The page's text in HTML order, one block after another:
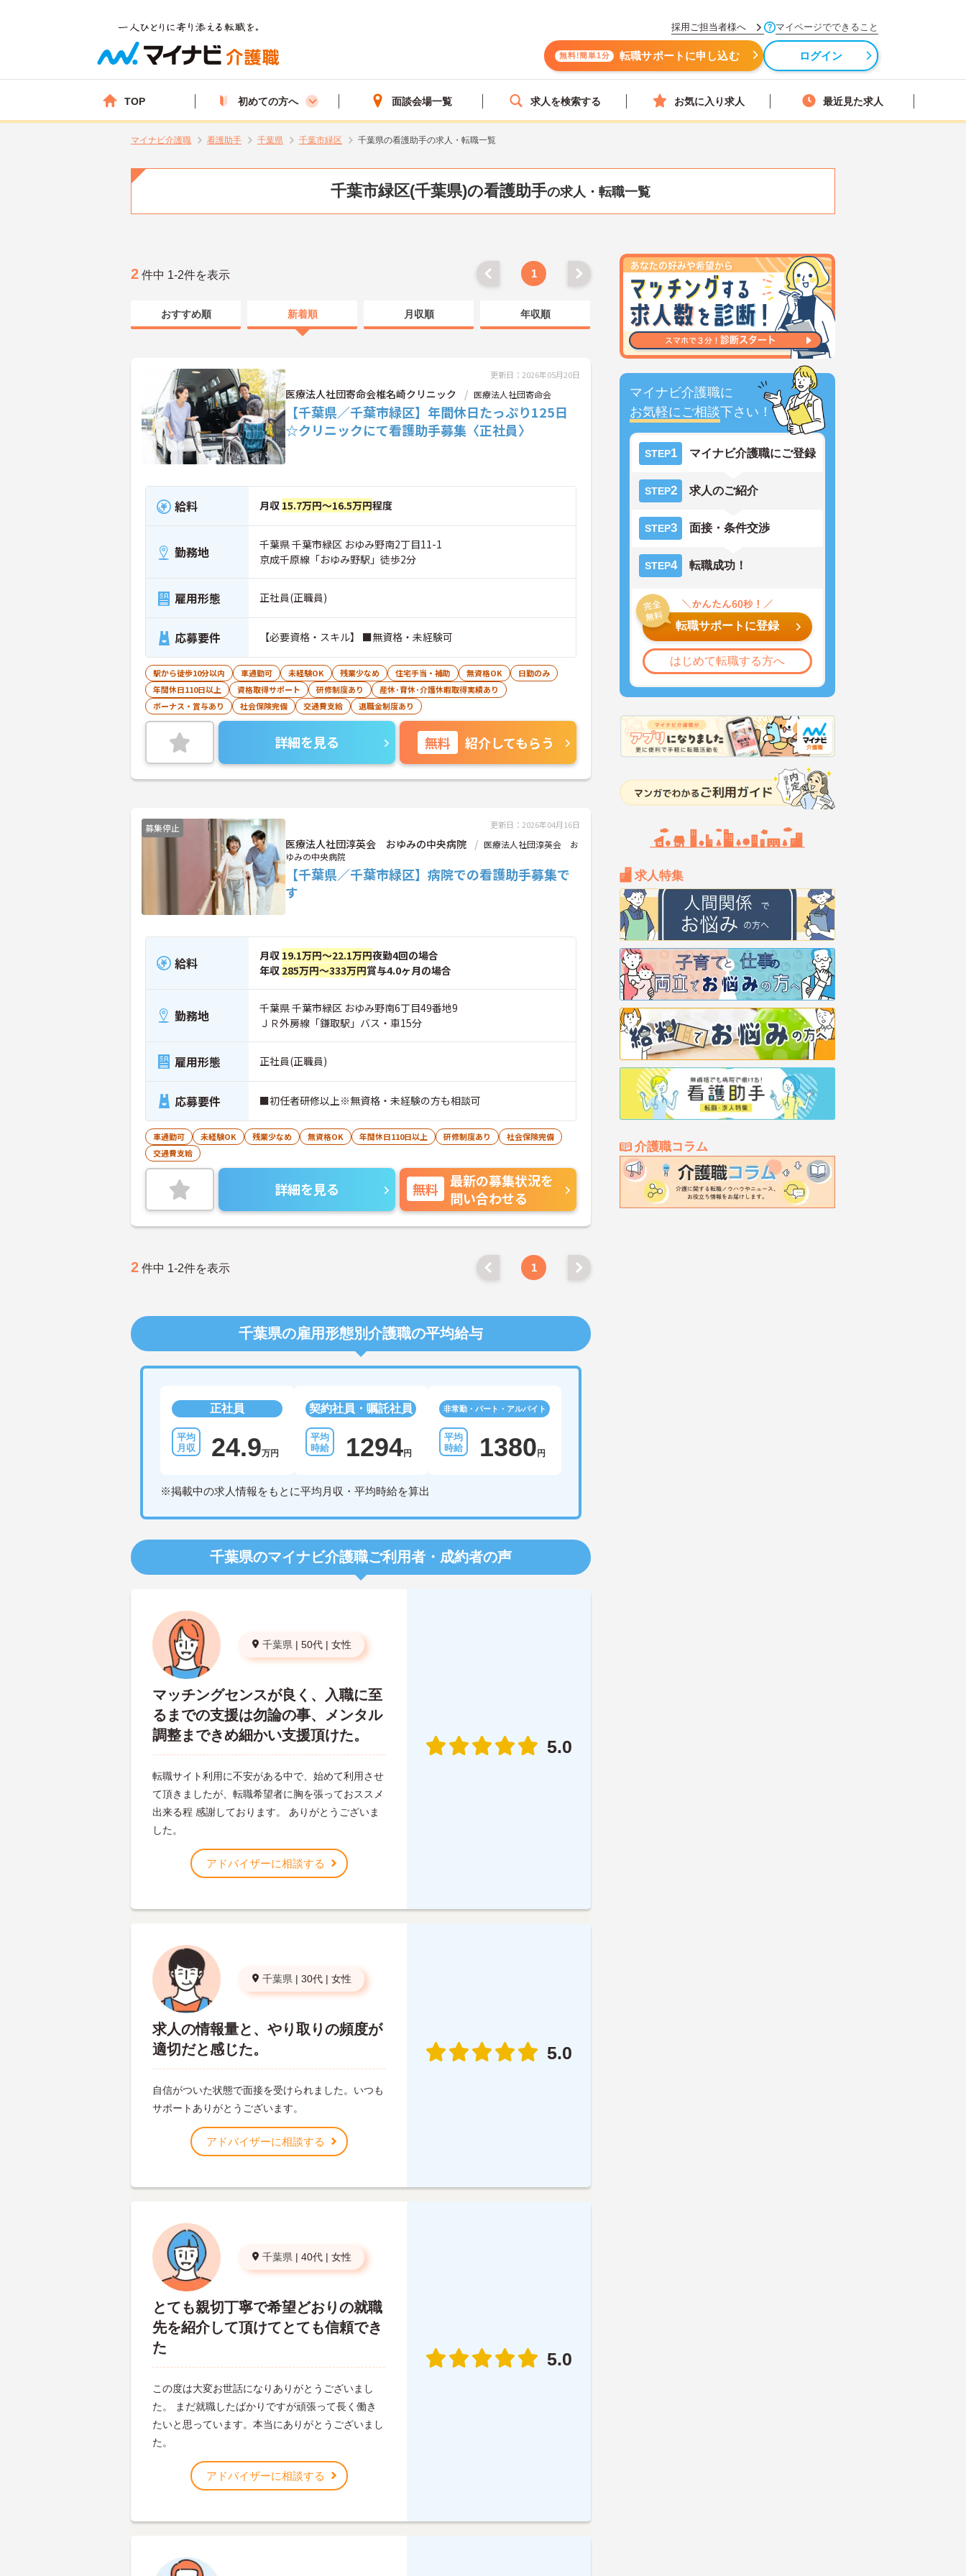
採用ご担当者様へ マイページでできること
無料!簡単1分 転職サポートに申し込む ログイン
TOP 初めての方へ 面談会場一覧 求人を検索する お気に入り求人 最近見た求人
マイナビ介護職 看護助手 千葉県 千葉市緑区 千葉県の看護助手の求人・転職一覧
千葉市緑区(千葉県)の看護助手の求人・転職一覧
マイナビ介護職に
お気軽にご相談下さい！
STEP1 マイナビ介護職にご登録
STEP2 求人のご紹介
STEP3 面接・条件交渉
STEP4 転職成功！
転職サポートに登録
はじめて転職する方へ
求人特集
介護職コラム
2 件中 1-2件を表示 1
おすすめ順 新着順 月収順 年収順
更新日：2026年05月20日
医療法人社団寄命会椎名崎クリニック 医療法人社団寄命会
【千葉県／千葉市緑区】年間休日たっぷり125日
☆クリニックにて看護助手募集〈正社員〉
給料 月収 15.7万円～16.5万円程度
勤務地
千葉県 千葉市緑区 おゆみ野南2丁目11-1
京成千原線「おゆみ野駅」徒歩2分
雇用形態 正社員(正職員)
応募要件 【必要資格・スキル】 ■無資格・未経験可
駅から徒歩10分以内 車通勤可 未経験OK 残業少なめ 住宅手当・補助 無資格OK
日勤のみ
年間休日110日以上
資格取得サポート 研修制度あり
産休･育休･介護休暇取得実績あり
ボーナス・賞与あり
社会保険完備 交通費支給 退職金制度あり
詳細を見る 無料 紹介してもらう
募集停止 更新日：2026年04月16日
医療法人社団淳英会 おゆみの中央病院
医療法人社団淳英会 お
ゆみの中央病院
【千葉県／千葉市緑区】病院での看護助手募集で
す
給料 月収 19.1万円～22.1万円夜勤4回の場合
年収 285万円～333万円賞与4.0ヶ月の場合
勤務地
千葉県 千葉市緑区 おゆみ野南6丁目49番地9
ＪＲ外房線「鎌取駅」バス・車15分
雇用形態 正社員(正職員)
応募要件 ■初任者研修以上※無資格・未経験の方も相談可
車通勤可 未経験OK 残業少なめ 無資格OK 年間休日110日以上 研修制度あり
社会保険完備
交通費支給
詳細を見る 無料
最新の募集状況を
問い合わせる
2 件中 1-2件を表示 1
千葉県の雇用形態別介護職の平均給与
正社員
24.9万円
契約社員・嘱託社員
1294円
非常勤・パート・アルバイト
1380円
※掲載中の求人情報をもとに平均月収・平均時給を算出
千葉県のマイナビ介護職ご利用者・成約者の声
千葉県 | 50代 | 女性
マッチングセンスが良く、入職に至
るまでの支援は勿論の事、メンタル
調整まできめ細かい支援頂けた。
転職サイト利用に不安がある中で、始めて利用させ
て頂きましたが、転職希望者に胸を張っておススメ
出来る程 感謝しております。 ありがとうございま
した。
アドバイザーに相談する
5.0
千葉県 | 30代 | 女性
求人の情報量と、やり取りの頻度が
適切だと感じた。
自信がついた状態で面接を受けられました。いつも
サポートありがとうございます。
アドバイザーに相談する
5.0
千葉県 | 40代 | 女性
とても親切丁寧で希望どおりの就職
先を紹介して頂けてとても信頼でき
た
この度は大変お世話になりありがとうございまし
た。 まだ就職したばかりですが頑張って長く働き
たいと思っています。本当にありがとうございまし
た。
アドバイザーに相談する
5.0